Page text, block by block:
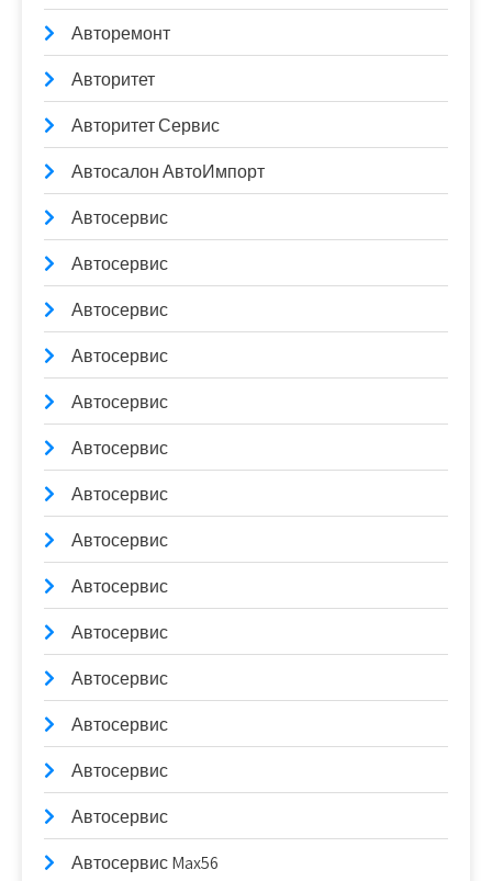
Авторемонт
Авторитет
Авторитет Сервис
Автосалон АвтоИмпорт
Автосервис
Автосервис
Автосервис
Автосервис
Автосервис
Автосервис
Автосервис
Автосервис
Автосервис
Автосервис
Автосервис
Автосервис
Автосервис
Автосервис
Автосервис Max56